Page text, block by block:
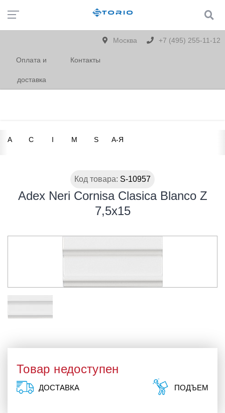
Москва +7 (495) 255-11-12
Оплата и
доставка
Контакты
A C I M S А-Я
Код товара: S-10957
Adex Neri Cornisa Clasica Blanco Z
7,5x15
Товар недоступен
ДОСТАВКА ПОДЪЕМ